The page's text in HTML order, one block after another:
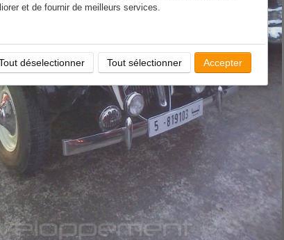
et de fournir de meilleurs services.
ou de partager son contenu sur le réseau social
acceptez les règles de confidentialité de Facebook:
cookies/
déselectionner Tout sélectionner Accepter